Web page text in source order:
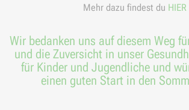
Mehr dazu findest du HIER
Wir bedanken uns auf diesem Weg
und die Zuversicht in unser
für Kinder und Jugendliche und
einen guten Start in den